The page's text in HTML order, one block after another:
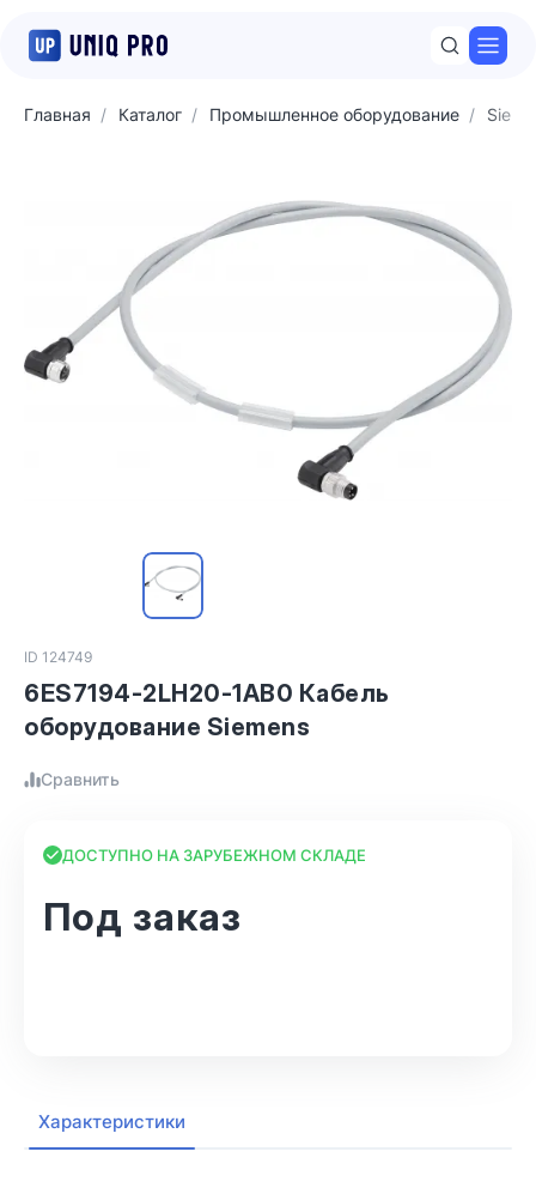
Главная Каталог Промышленное оборудование
ID 124749
6ES7194-2LH20-1AB0 Кабель
оборудование Siemens
Сравнить
ДОСТУПНО НА ЗАРУБЕЖНОМ СКЛАДЕ
Под заказ
Характеристики